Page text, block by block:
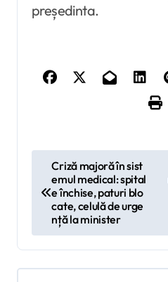
președinta.
i
g
Criză majoră în sist
emul medical: spital
e închise, paturi blo
cate, celulă de urge
nță la minister